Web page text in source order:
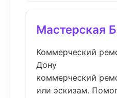
Мастерская
Коммерческий
Дону
коммерческий
или эскизам.